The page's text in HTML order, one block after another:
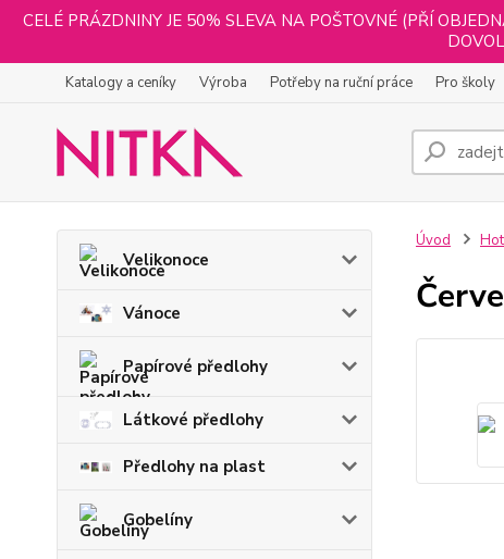
CELÉ PRÁZDNINY JE 50% SLEVA NA POŠTOVNÉ (PŘÍ
Katalogy a ceníky Výroba Potřeby na ruční práce Pro školy
Velikonoce
Vánoce
Papírové předlohy
Látkové předlohy
Předlohy na plast
Gobelíny
Úvod